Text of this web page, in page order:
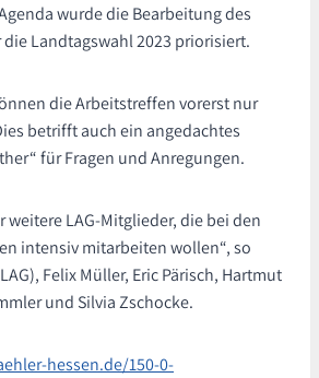
wurde die Bearbeitung des
Landtagswahl 2023 priorisiert.
die Arbeitstreffen vorerst nur
betrifft auch ein angedachtes
für Fragen und Anregungen.
weitere LAG-Mitglieder, die bei den
intensiv mitarbeiten wollen“, so
Felix Müller, Eric Pärisch, Hartmut
und Silvia Zschocke.
hessen.de/150-0-